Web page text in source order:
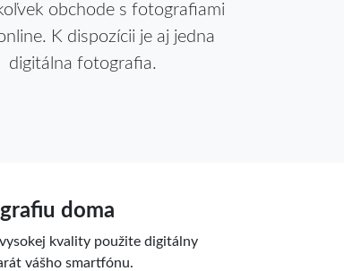
obchode s fotografiami
K dispozícii je aj jedna
digitálna fotografia.
doma
kvality použite digitálny
vášho smartfónu.